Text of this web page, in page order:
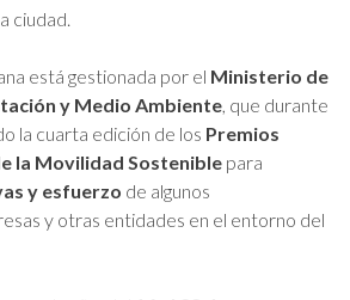
ciudad.
está gestionada por el Ministerio de
y Medio Ambiente , que durante
la cuarta edición de los Premios
la Movilidad Sostenible para
y esfuerzo de algunos
y otras entidades en el entorno del